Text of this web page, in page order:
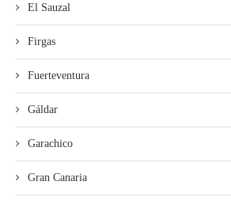
El Sauzal
Firgas
Fuerteventura
Gáldar
Garachico
Gran Canaria